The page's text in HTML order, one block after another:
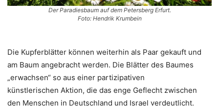
Der Paradiesbaum auf dem Petersberg Erfurt.
Foto: Hendrik Krumbein
Die Kupferblätter können weiterhin als Paar gekauft und
am Baum angebracht werden. Die Blätter des Baumes
„erwachsen“ so aus einer partizipativen
künstlerischen Aktion, die das enge Geflecht zwischen
den Menschen in Deutschland und Israel verdeutlicht.